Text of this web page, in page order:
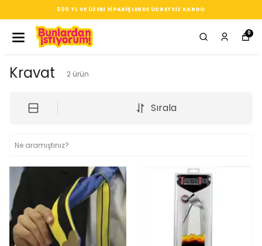
500 TL VE ÜZERI SIPARIŞLERDE ÜCRETSIZ KARGO
0
Kravat 2 ürün
Sırala